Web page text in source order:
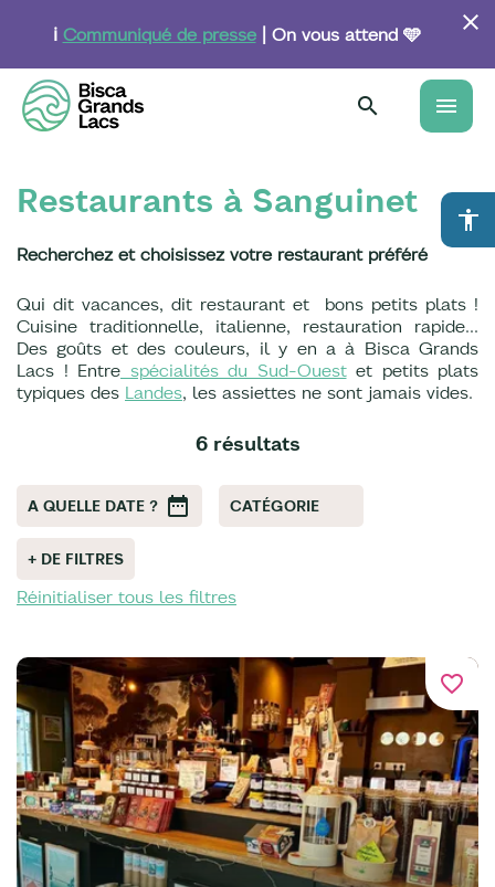
principal
ℹ️ Communiqué de presse| On vous attend 🩵
menu
accessibility
Restaurants à Sanguinet
Recherchez et choisissez votre restaurant préféré
Qui dit vacances, dit restaurant et bons petits plats !
Cuisine traditionnelle, italienne, restauration rapide…
Des goûts et des couleurs, il y en a à Bisca Grands
Lacs ! Entre spécialités du Sud-Ouestet petits plats
typiques des Landes, les assiettes ne sont jamais vides.
6 résultats
A QUELLE DATE ? CATÉGORIE
+ DE FILTRES
Réinitialiser tous les filtres
favorite_border